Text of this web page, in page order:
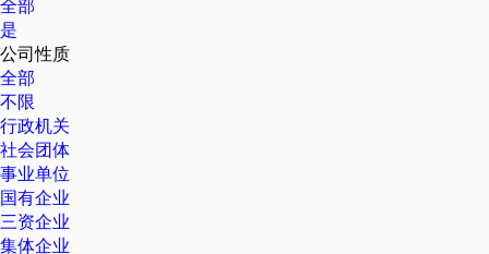
全部
是
公司性质
全部
不限
行政机关
社会团体
事业单位
国有企业
三资企业
集体企业